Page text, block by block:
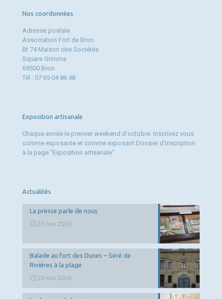
Nos coordonnées
Adresse postale
Association Fort de Bron
Bt 74 Maison des Sociétés
Square Grimma
69500 Bron
Tél : 07 69 04 86 48
Exposition artisanale
Chaque année le premier weekend d'octobre. Inscrivez vous
comme exposante et comme exposant.Dossier d'inscription
à la page "Exposition artisanale"
Actualités
La presse parle de nous
25 mai 2026
Balade au fort des Dunes – Séré de
Rivières à la plage
23 mai 2026